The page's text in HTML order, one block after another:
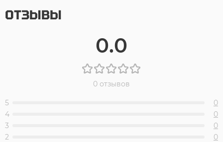
ОТЗЫВЫ
0.0
0 отзывов
5
0
4
0
3
0
2
0